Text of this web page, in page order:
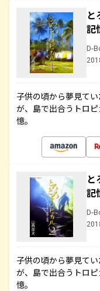
と
記
D-
子供の頃から夢見て
が、島で出合うトロ
憶。
と
記
D-
子供の頃から夢見て
が、島で出合うトロ
憶。